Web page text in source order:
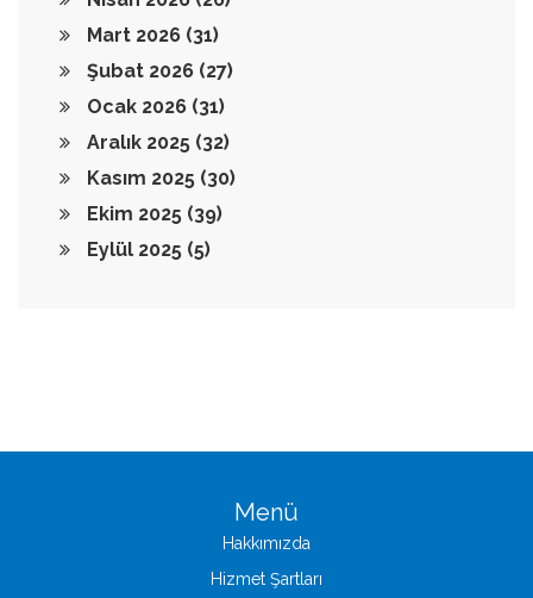
Mart 2026 (31)
Şubat 2026 (27)
Ocak 2026 (31)
Aralık 2025 (32)
Kasım 2025 (30)
Ekim 2025 (39)
Eylül 2025 (5)
Menü
Hakkımızda
Hizmet Şartları